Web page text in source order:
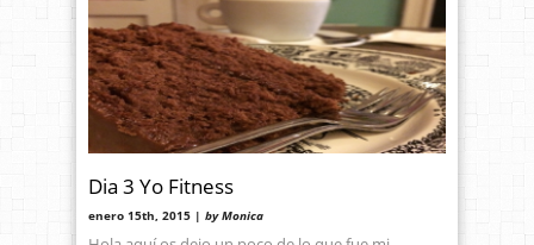
Dia 3 Yo Fitness
enero 15th, 2015 | by Monica